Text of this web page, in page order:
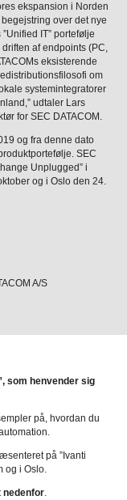
ekspansion i Norden
over det nye
IT” portefølje
af endpoints (PC,
eksisterende
om
systemintegratorer
udtaler Lars
for SEC DATACOM.
og fra denne dato
SEC
Unplugged” i
og i Oslo den 24.
A/S
som henvender sig
på, hvordan du
på ”Ivanti
og i Oslo.
nedenfor.